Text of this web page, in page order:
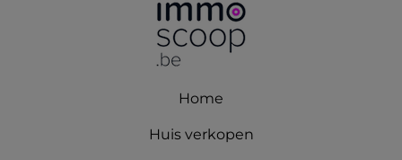
Home
Huis verkopen